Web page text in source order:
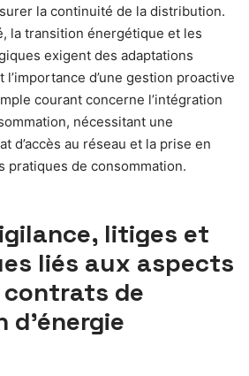
la continuité de la distribution.
la transition énergétique et les
exigent des adaptations
d’une gestion proactive
courant concerne l’intégration
nécessitant une
d’accès au réseau et la prise en
pratiques de consommation.
litiges et
liés aux aspects
de